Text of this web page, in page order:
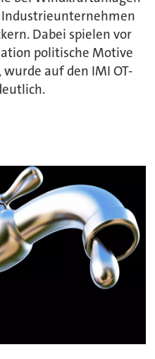
Dabei spielen vor
politische Motive
auf den IMI OT-